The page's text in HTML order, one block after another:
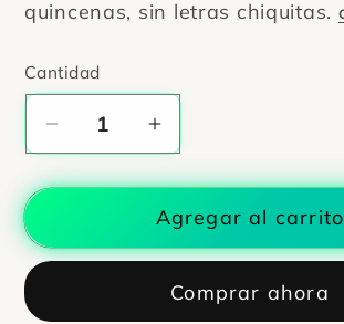
Cantidad
Cantidad
Reducir
cantidad
para
FOCALIZADA
GRANITOS
Aumentar
cantidad
para
CREMA
FOCALIZADA
PARA
GRANITOS
Agregar al carrito
Comprar ahora